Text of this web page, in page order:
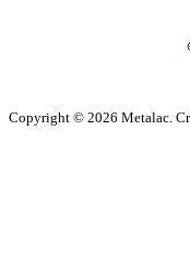
Copyright © 2026 Metalac.